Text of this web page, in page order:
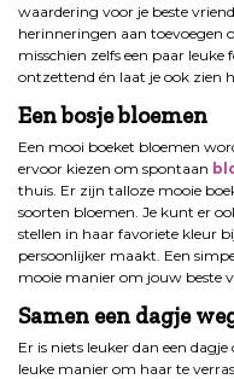
waardering voor je beste
herinneringen aan toevoegen
misschien zelfs een paar leuke
ontzettend én laat je ook zien
Een bosje bloemen
Een mooi boeket bloemen
ervoor kiezen om spontaan
thuis. Er zijn talloze mooie
soorten bloemen. Je kunt er
stellen in haar favoriete kleur
persoonlijker maakt. Een
mooie manier om jouw beste
Samen een dagje
Er is niets leuker dan een
leuke manier om haar te